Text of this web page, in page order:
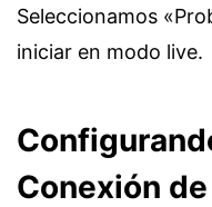
Seleccionamos
iniciar en modo live.
Conexión